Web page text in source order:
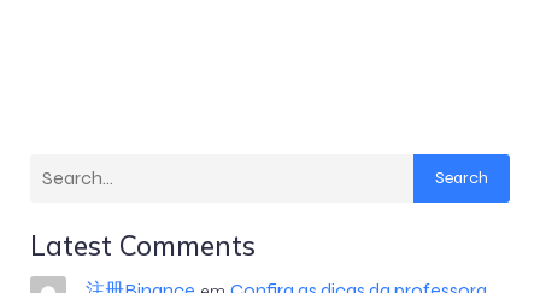
Search
Latest Comments